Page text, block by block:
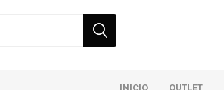
INICIO OUTLET